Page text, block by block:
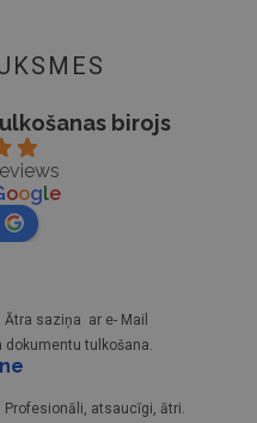
birojs
oogle
Ātra saziņa  ar e- Mail
tulkošana.
Profesionāli, atsaucīgi, ātri.